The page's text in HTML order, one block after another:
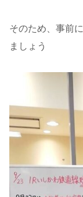
そのため、事前に
ましょう